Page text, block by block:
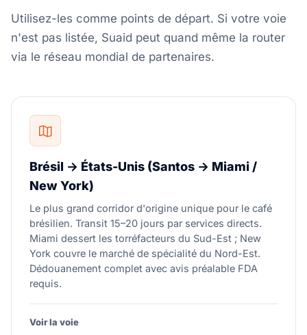
Utilisez-les comme points de départ. Si votre voie
n'est pas listée, Suaid peut quand même la router
via le réseau mondial de partenaires.
Brésil → États-Unis (Santos → Miami /
New York)
Le plus grand corridor d'origine unique pour le café
brésilien. Transit 15–20 jours par services directs.
Miami dessert les torréfacteurs du Sud-Est ; New
York couvre le marché de spécialité du Nord-Est.
Dédouanement complet avec avis préalable FDA
requis.
Voir la voie